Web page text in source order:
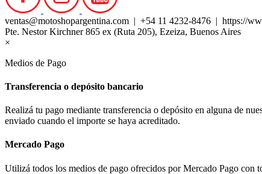
ventas@motoshopargentina.com | +54 11 4232-8476 | https://
Pte. Nestor Kirchner 865 ex (Ruta 205), Ezeiza, Buenos Aires
×
Medios de Pago
Transferencia o depósito bancario
Realizá tu pago mediante transferencia o depósito en alguna de
enviado cuando el importe se haya acreditado.
Mercado Pago
Utilizá todos los medios de pago ofrecidos por Mercado Pago con